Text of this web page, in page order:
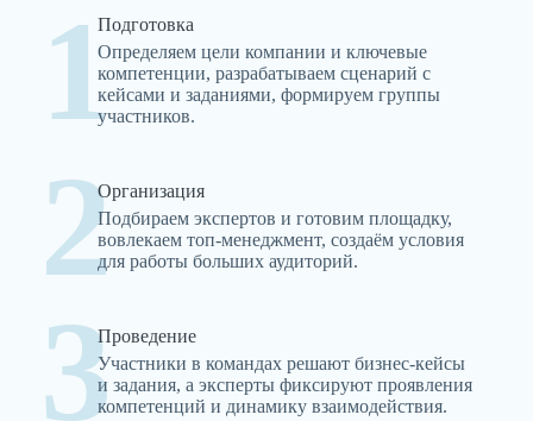
1Подготовка
Определяем цели компании и ключевые
компетенции, разрабатываем сценарий с
кейсами и заданиями, формируем группы
участников.
2Организация
Подбираем экспертов и готовим площадку,
вовлекаем топ-менеджмент, создаём условия
для работы больших аудиторий.
3Проведение
Участники в командах решают бизнес-кейсы
и задания, а эксперты фиксируют проявления
компетенций и динамику взаимодействия.